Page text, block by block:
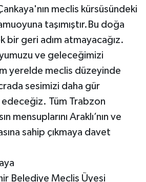
meclis kürsüsündeki
taşımıştır.Bu doğa
bir geri adım atmayacağız.
ve geleceğimizi
yerelde meclis düzeyinde
sesimizi daha gür
edeceğiz. Tüm Trabzon
mensuplarını Araklı’nın ve
sahip çıkmaya davet
Belediye Meclis Üyesi